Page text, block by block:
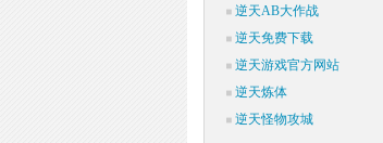
逆天AB大作战
逆天免费下载
逆天游戏官方网站
逆天炼体
逆天怪物攻城